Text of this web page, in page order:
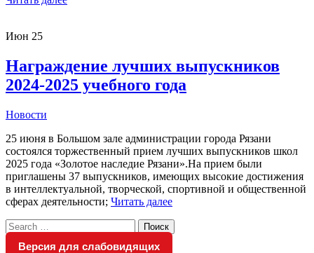
Июн 25
Награждение лучших выпускников
2024-2025 учебного года
Новости
25 июня в Большом зале администрации города Рязани
состоялся торжественный прием лучших выпускников школ
2025 года «Золотое наследие Рязани».На прием были
приглашены 37 выпускников, имеющих высокие достижения
в интеллектуальной, творческой, спортивной и общественной
сферах деятельности; Читать далее
Search
for:
Поиск
Версия для слабовидящих